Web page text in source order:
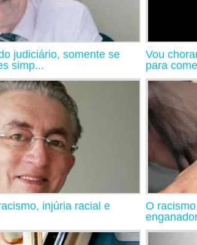
judiciário, somente se
simp...
Vou
para
injúria racial e
O